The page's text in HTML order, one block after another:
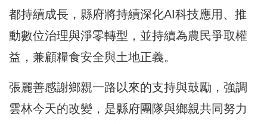
都持續成長，縣府將持續深化AI科技應用、推
動數位治理與淨零轉型，並持續為農民爭取權
益，兼顧糧食安全與土地正義。
張麗善感謝鄉親一路以來的支持與鼓勵，強調
雲林今天的改變，是縣府團隊與鄉親共同努力